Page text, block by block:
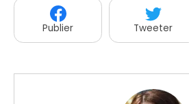
Publier Tweeter